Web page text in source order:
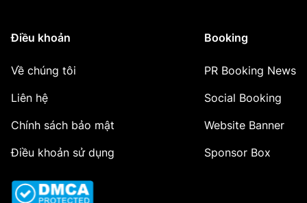
Điều khoản
Về chúng tôi
Liên hệ
Chính sách bảo mật
Điều khoản sử dụng
Booking
PR Booking News
Social Booking
Website Banner
Sponsor Box